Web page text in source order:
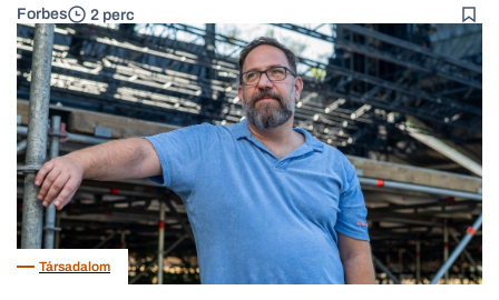
Forbes 2 perc
Társadalom